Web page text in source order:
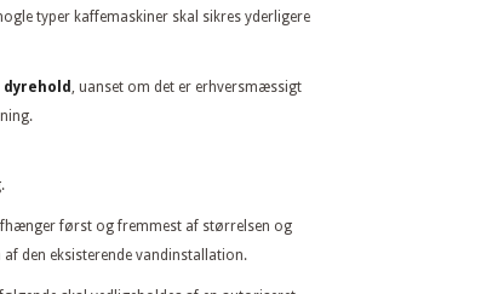
typer kaffemaskiner skal sikres yderligere
, uanset om det er erhversmæssigt
først og fremmest af størrelsen og
den eksisterende vandinstallation.